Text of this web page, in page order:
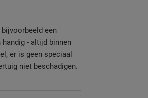
een
- altijd binnen
er is geen speciaal
niet beschadigen.